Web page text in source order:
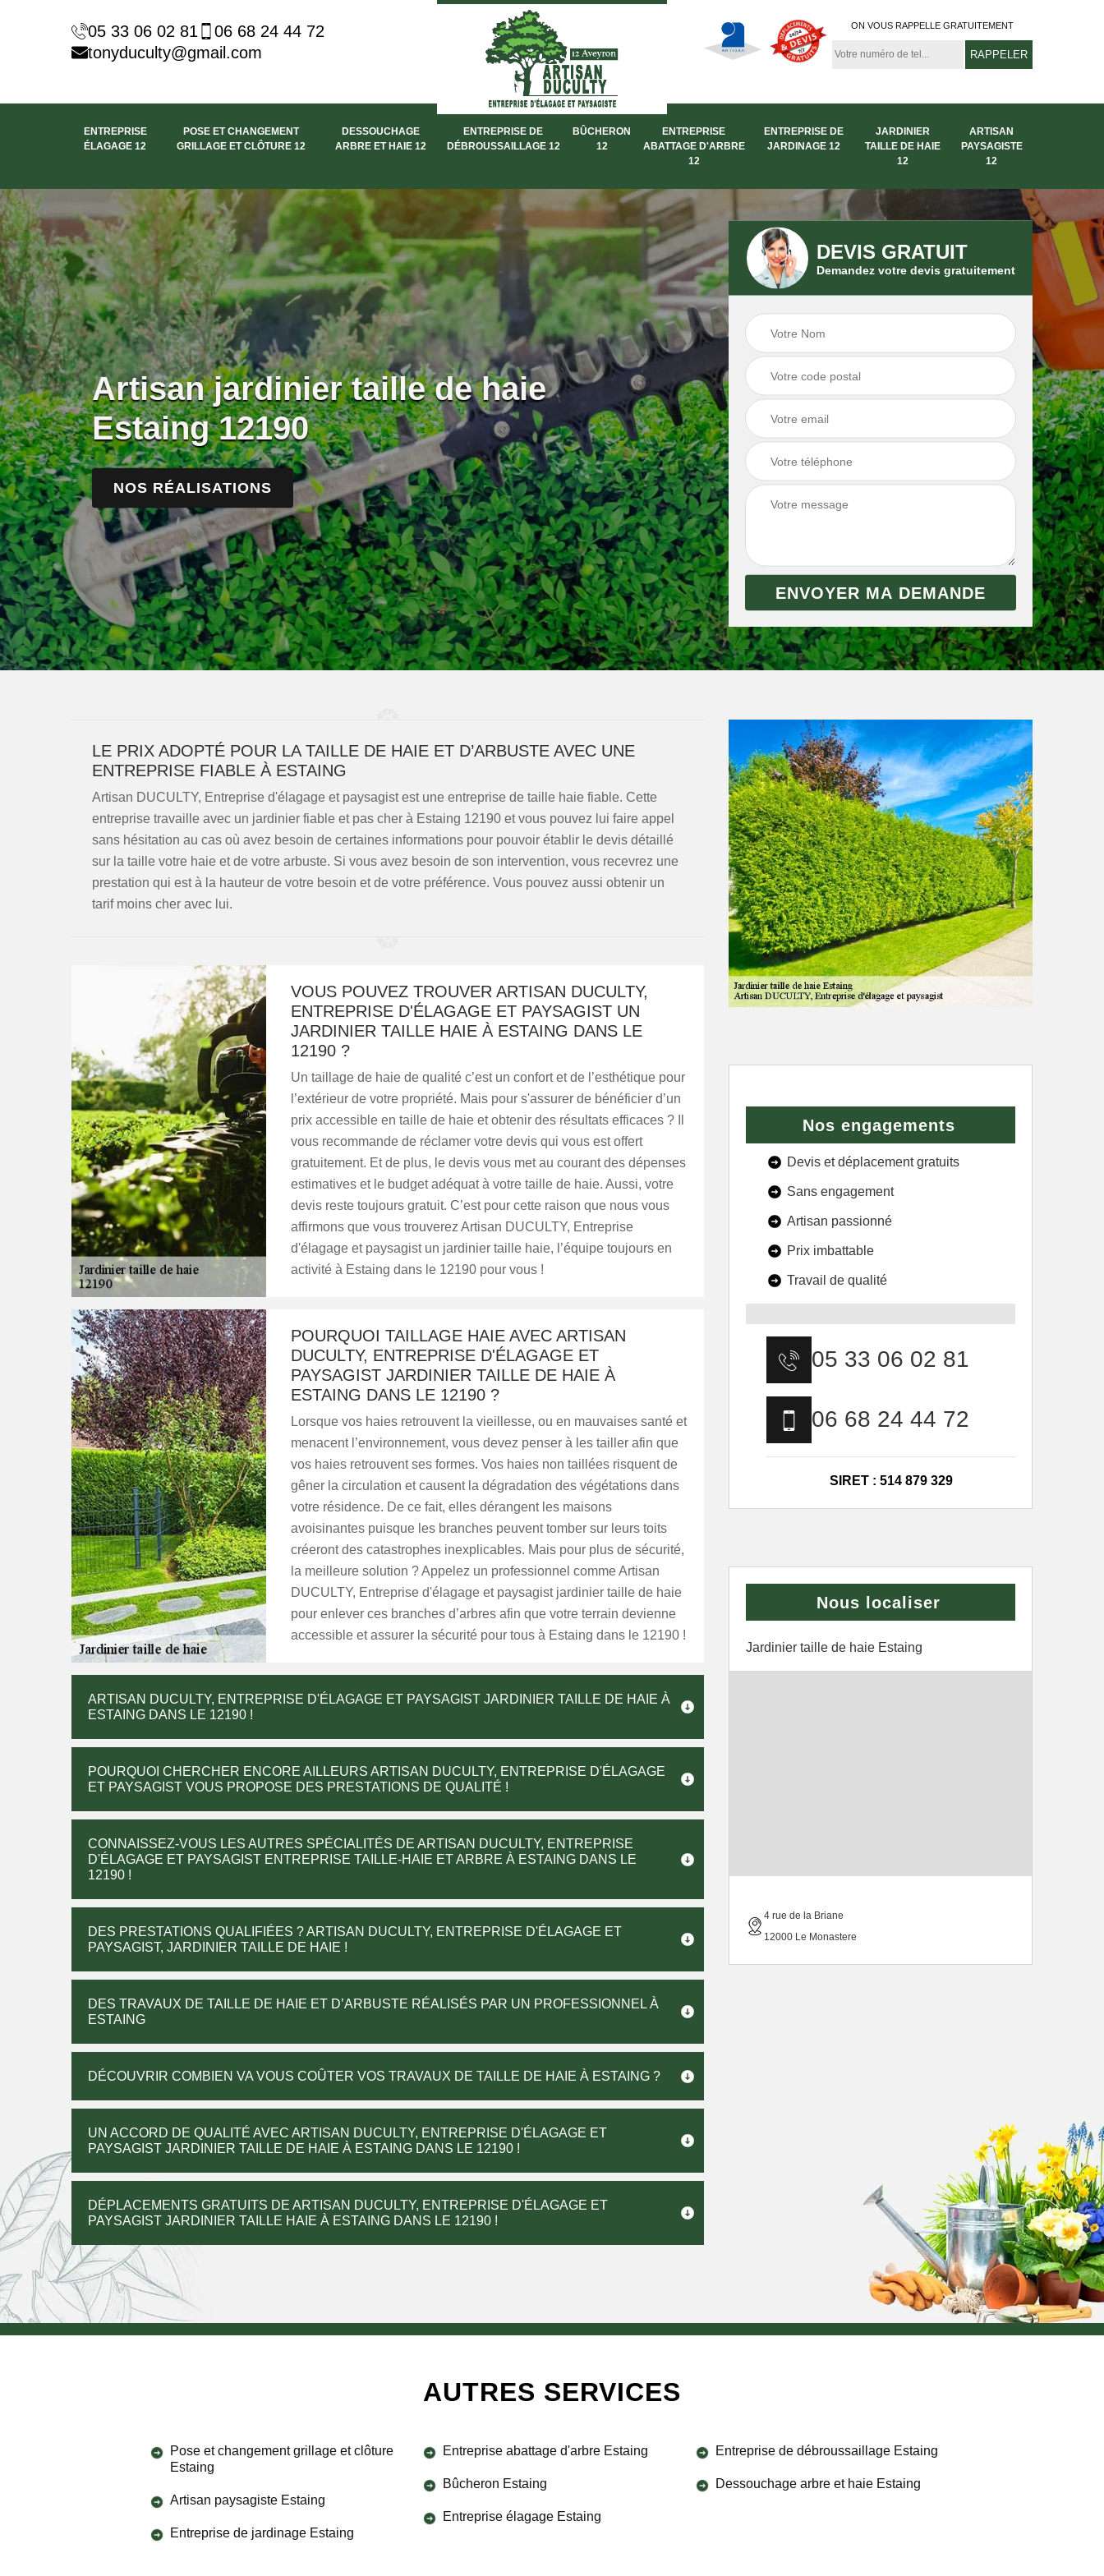
05 33 06 02 81
06 68 24 44 72
tonyduculty@gmail.com
ON VOUS RAPPELLE GRATUITEMENT
ENTREPRISE
ÉLAGAGE 12
POSE ET CHANGEMENT
GRILLAGE ET CLÔTURE 12
DESSOUCHAGE
ARBRE ET HAIE 12
ENTREPRISE DE
DÉBROUSSAILLAGE 12
BÛCHERON
12
ENTREPRISE
ABATTAGE D'ARBRE
12
ENTREPRISE DE
JARDINAGE 12
JARDINIER
TAILLE DE HAIE
12
ARTISAN
PAYSAGISTE
12
Artisan jardinier taille de haie
Estaing 12190
NOS RÉALISATIONS
DEVIS GRATUIT
Demandez votre devis gratuitement
LE PRIX ADOPTÉ POUR LA TAILLE DE HAIE ET D’ARBUSTE AVEC UNE
ENTREPRISE FIABLE À ESTAING
Artisan DUCULTY, Entreprise d'élagage et paysagist est une entreprise de taille haie fiable. Cette
entreprise travaille avec un jardinier fiable et pas cher à Estaing 12190 et vous pouvez lui faire appel
sans hésitation au cas où avez besoin de certaines informations pour pouvoir établir le devis détaillé
sur la taille votre haie et de votre arbuste. Si vous avez besoin de son intervention, vous recevrez une
prestation qui est à la hauteur de votre besoin et de votre préférence. Vous pouvez aussi obtenir un
tarif moins cher avec lui.
VOUS POUVEZ TROUVER ARTISAN DUCULTY,
ENTREPRISE D'ÉLAGAGE ET PAYSAGIST UN
JARDINIER TAILLE HAIE À ESTAING DANS LE
12190 ?
Un taillage de haie de qualité c’est un confort et de l’esthétique pour
l’extérieur de votre propriété. Mais pour s'assurer de bénéficier d’un
prix accessible en taille de haie et obtenir des résultats efficaces ? Il
vous recommande de réclamer votre devis qui vous est offert
gratuitement. Et de plus, le devis vous met au courant des dépenses
estimatives et le budget adéquat à votre taille de haie. Aussi, votre
devis reste toujours gratuit. C’est pour cette raison que nous vous
affirmons que vous trouverez Artisan DUCULTY, Entreprise
d'élagage et paysagist un jardinier taille haie, l’équipe toujours en
activité à Estaing dans le 12190 pour vous !
POURQUOI TAILLAGE HAIE AVEC ARTISAN
DUCULTY, ENTREPRISE D'ÉLAGAGE ET
PAYSAGIST JARDINIER TAILLE DE HAIE À
ESTAING DANS LE 12190 ?
Lorsque vos haies retrouvent la vieillesse, ou en mauvaises santé et
menacent l’environnement, vous devez penser à les tailler afin que
vos haies retrouvent ses formes. Vos haies non taillées risquent de
gêner la circulation et causent la dégradation des végétations dans
votre résidence. De ce fait, elles dérangent les maisons
avoisinantes puisque les branches peuvent tomber sur leurs toits
créeront des catastrophes inexplicables. Mais pour plus de sécurité,
la meilleure solution ? Appelez un professionnel comme Artisan
DUCULTY, Entreprise d'élagage et paysagist jardinier taille de haie
pour enlever ces branches d’arbres afin que votre terrain devienne
accessible et assurer la sécurité pour tous à Estaing dans le 12190 !
ARTISAN DUCULTY, ENTREPRISE D'ÉLAGAGE ET PAYSAGIST JARDINIER TAILLE DE HAIE À
ESTAING DANS LE 12190 !
POURQUOI CHERCHER ENCORE AILLEURS ARTISAN DUCULTY, ENTREPRISE D'ÉLAGAGE
ET PAYSAGIST VOUS PROPOSE DES PRESTATIONS DE QUALITÉ !
CONNAISSEZ-VOUS LES AUTRES SPÉCIALITÉS DE ARTISAN DUCULTY, ENTREPRISE
D'ÉLAGAGE ET PAYSAGIST ENTREPRISE TAILLE-HAIE ET ARBRE À ESTAING DANS LE
12190 !
DES PRESTATIONS QUALIFIÉES ? ARTISAN DUCULTY, ENTREPRISE D'ÉLAGAGE ET
PAYSAGIST, JARDINIER TAILLE DE HAIE !
DES TRAVAUX DE TAILLE DE HAIE ET D’ARBUSTE RÉALISÉS PAR UN PROFESSIONNEL À
ESTAING
DÉCOUVRIR COMBIEN VA VOUS COÛTER VOS TRAVAUX DE TAILLE DE HAIE À ESTAING ?
UN ACCORD DE QUALITÉ AVEC ARTISAN DUCULTY, ENTREPRISE D'ÉLAGAGE ET
PAYSAGIST JARDINIER TAILLE DE HAIE À ESTAING DANS LE 12190 !
DÉPLACEMENTS GRATUITS DE ARTISAN DUCULTY, ENTREPRISE D'ÉLAGAGE ET
PAYSAGIST JARDINIER TAILLE HAIE À ESTAING DANS LE 12190 !
Nos engagements
Devis et déplacement gratuits
Sans engagement
Artisan passionné
Prix imbattable
Travail de qualité
05 33 06 02 81
06 68 24 44 72
SIRET : 514 879 329
Nous localiser
Jardinier taille de haie Estaing
4 rue de la Briane
12000 Le Monastere
AUTRES SERVICES
Pose et changement grillage et clôture
Estaing
Artisan paysagiste Estaing
Entreprise de jardinage Estaing
Entreprise abattage d'arbre Estaing
Bûcheron Estaing
Entreprise élagage Estaing
Entreprise de débroussaillage Estaing
Dessouchage arbre et haie Estaing